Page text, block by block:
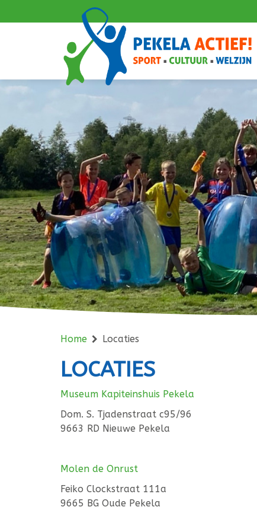
Navigatie
overslaan
Home Locaties
LOCATIES
Museum Kapiteinshuis Pekela
Dom. S. Tjadenstraat c95/96
9663 RD Nieuwe Pekela
Molen de Onrust
Feiko Clockstraat 111a
9665 BG Oude Pekela